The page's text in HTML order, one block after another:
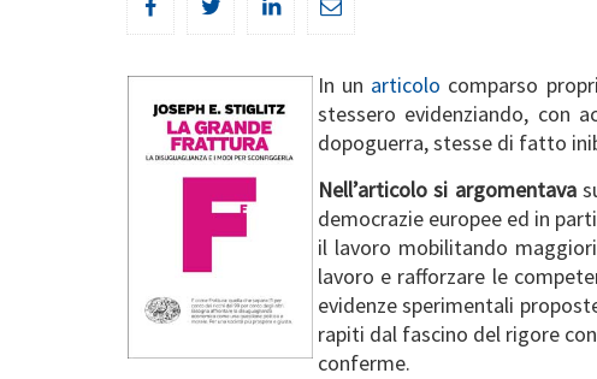
In un articolo comparso
stessero evidenziando, con
dopoguerra, stesse di fatto
Nell’articolo si argomentava
democrazie europee ed in
il lavoro mobilitando
lavoro e rafforzare le
evidenze sperimentali
rapiti dal fascino del rigore
conferme.